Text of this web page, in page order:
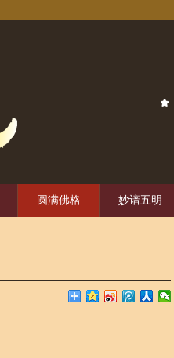
圆满佛格 妙谙五明